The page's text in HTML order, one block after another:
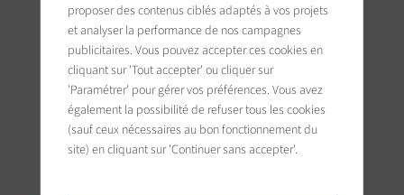
BARNES Saint-Tropez
9, avenue du 8 mai 1945
83990 Saint-Tropez, France
Suivez-nous sur les réseaux sociaux
proposer des contenus ciblés adaptés à vos projets
et analyser la performance de nos campagnes
publicitaires. Vous pouvez accepter ces cookies en
cliquant sur 'Tout accepter' ou cliquer sur
'Paramétrer' pour gérer vos préférences. Vous avez
également la possibilité de refuser tous les cookies
(sauf ceux nécessaires au bon fonctionnement du
site) en cliquant sur 'Continuer sans accepter'.